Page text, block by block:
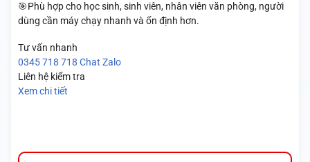
🎯Phù hợp cho học sinh, sinh viên, nhân viên văn phòng, người
dùng cần máy chạy nhanh và ổn định hơn.
Tư vấn nhanh
0345 718 718 Chat Zalo
Liên hệ kiểm tra
Xem chi tiết